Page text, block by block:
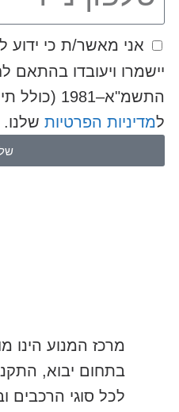
אני מאשר/ת כי ידוע
יישמרו ויעובדו בהתאם
למדיניות הפרטיותשלנו.
מרכז המנוע הינו
בתחום יבוא,
לכל סוגי הרכבים